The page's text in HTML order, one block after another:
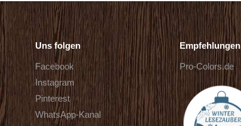
Uns folgen
Facebook
Instagram
Pinterest
WhatsApp-Kanal
Empfehlungen
Pro-Colors.de